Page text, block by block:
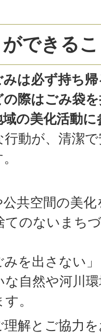
できる
みは必ず持ち
の際はごみ袋
域の美化活動
動が、清潔
共空間の美
てのないまち
を出さない
自然や河川
。
解とご協力